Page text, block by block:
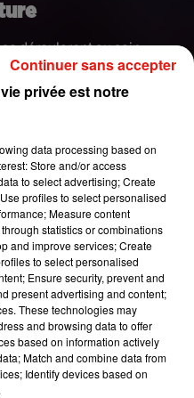
dérouleront au sein
pourrez vous mettre
préférés : vous
Everdeen, Bella
visiteurs pourront faire
et de la Meute dans
sombre à travers les
. Un peu à l'effigie
série "Black Mirror",
les choix que vous
est ce qui fera la
futures, car nous
a grandi avec les jeux
le directeur artistique
Angeles au média
privée est notre
data processing based on
Store and/or access
to select advertising; Create
profiles to select personalised
Measure content
statistics or combinations
and improve services; Create
to select personalised
Ensure security, prevent and
present advertising and content;
These technologies may
and browsing data to offer
based on information actively
Match and combine data from
Identify devices based on
Continuer sans accepter